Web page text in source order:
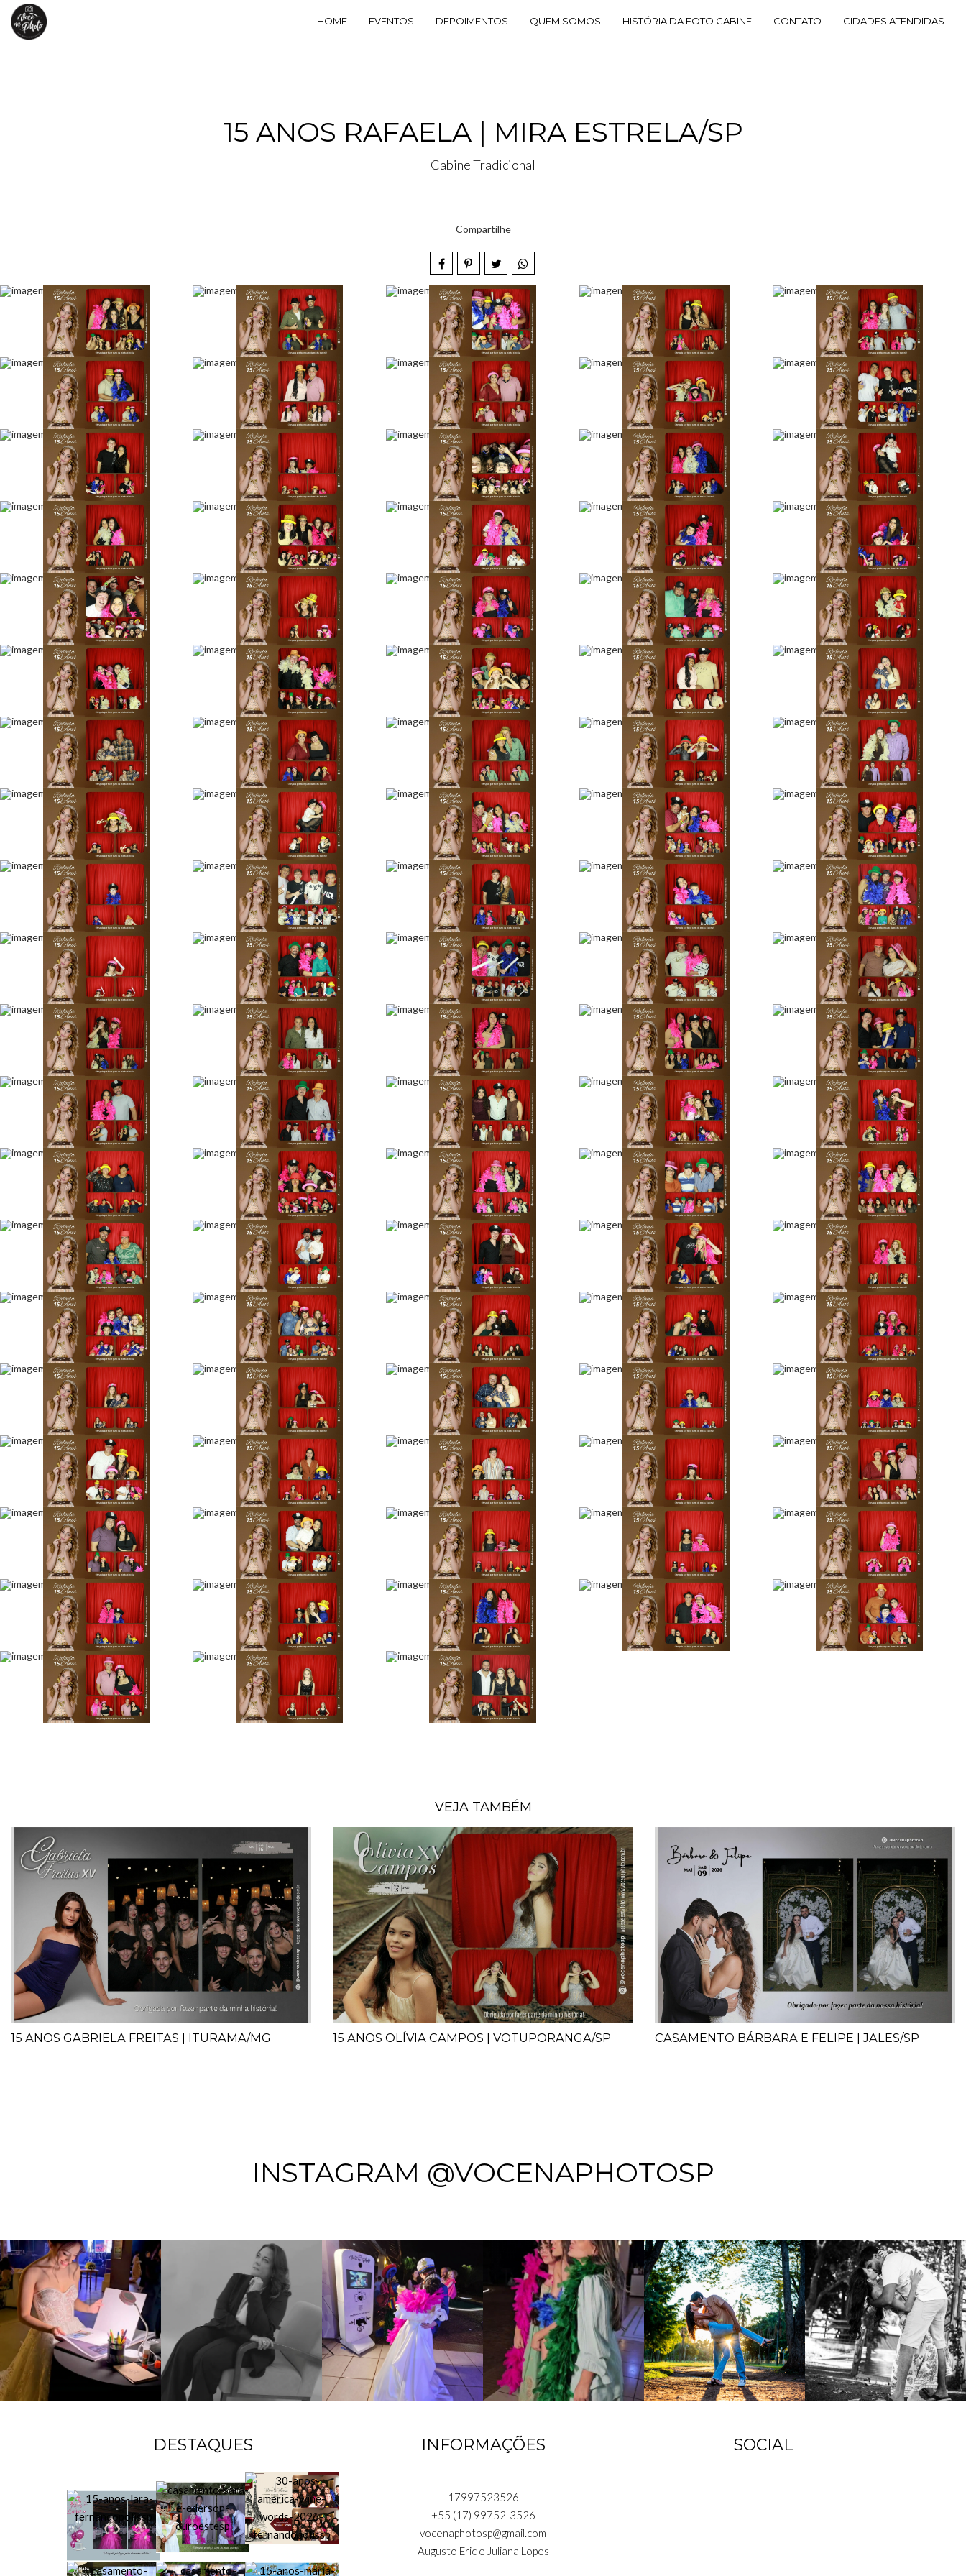
HOME EVENTOS DEPOIMENTOS QUEM SOMOS HISTÓRIA DA FOTO CABINE CONTATO CIDADES ATENDIDAS
15 ANOS RAFAELA | MIRA ESTRELA/SP
Cabine Tradicional
Compartilhe
VEJA TAMBÉM
15 ANOS GABRIELA FREITAS | ITURAMA/MG 15 ANOS OLÍVIA CAMPOS | VOTUPORANGA/SP CASAMENTO BÁRBARA E FELIPE | JALES/SP
INSTAGRAM @VOCENAPHOTOSP
DESTAQUES INFORMAÇÕES
17997523526
+55 (17) 99752-3526
vocenaphotosp@gmail.com
Augusto Eric e Juliana Lopes
SOCIAL